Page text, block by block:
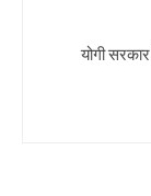
योगी